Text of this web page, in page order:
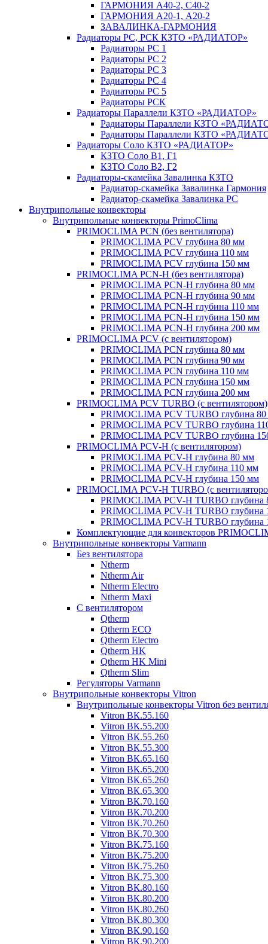
ГАРМОНИЯ А40-2, С40-2
ГАРМОНИЯ А20-1, А20-2
ЗАВАЛИНКА-ГАРМОНИЯ
Радиаторы РС, РСК КЗТО «РАДИАТОР»
Радиаторы РС 1
Радиаторы РС 2
Радиаторы РС 3
Радиаторы РС 4
Радиаторы РС 5
Радиаторы РСК
Радиаторы Параллели КЗТО «РАДИАТОР»
Радиаторы Параллели КЗТО
Радиаторы Параллели КЗТО
Радиаторы Соло КЗТО «РАДИАТОР»
КЗТО Соло В1, Г1
КЗТО Соло В2, Г2
Радиаторы-скамейка Завалинка КЗТО
Радиатор-скамейка Завалинка Гармония
Радиатор-скамейка Завалинка РС
Внутрипольные конвекторы
Внутрипольные конвекторы PrimoClima
PRIMOCLIMA PCN (без вентилятора)
PRIMOCLIMA PCV глубина 80 мм
PRIMOCLIMA PCV глубина 110 мм
PRIMOCLIMA PCV глубина 150 мм
PRIMOCLIMA PCN-H (без вентилятора)
PRIMOCLIMA PCN-H глубина 80 мм
PRIMOCLIMA PCN-H глубина 90 мм
PRIMOCLIMA PCN-H глубина 110 мм
PRIMOCLIMA PCN-H глубина 150 мм
PRIMOCLIMA PCN-H глубина 200 мм
PRIMOCLIMA PCV (c вентилятором)
PRIMOCLIMA PCN глубина 80 мм
PRIMOCLIMA PCN глубина 90 мм
PRIMOCLIMA PCN глубина 110 мм
PRIMOCLIMA PCN глубина 150 мм
PRIMOCLIMA PCN глубина 200 мм
PRIMOCLIMA PCV TURBO (c вентилятором)
PRIMOCLIMA PCV TURBO глубина
PRIMOCLIMA PCV TURBO глубина
PRIMOCLIMA PCV TURBO глубина
PRIMOCLIMA PCV-H (c вентилятором)
PRIMOCLIMA PCV-H глубина 80 мм
PRIMOCLIMA PCV-H глубина 110 мм
PRIMOCLIMA PCV-H глубина 150 мм
PRIMOCLIMA PCV-H TURBO (c
PRIMOCLIMA PCV-H TURBO глубина
PRIMOCLIMA PCV-H TURBO глубина
PRIMOCLIMA PCV-H TURBO глубина
Комплектующие для конвекторов
Внутрипольные конвекторы Varmann
Без вентилятора
Ntherm
Ntherm Air
Ntherm Electro
Ntherm Maxi
С вентилятором
Qtherm
Qtherm ECO
Qtherm Electro
Qtherm HK
Qtherm HK Mini
Qtherm Slim
Регуляторы Varmann
Внутрипольные конвекторы Vitron
Внутрипольные конвекторы Vitron без
Vitron ВК.55.160
Vitron ВК.55.200
Vitron ВК.55.260
Vitron ВК.55.300
Vitron ВК.65.160
Vitron ВК.65.200
Vitron ВК.65.260
Vitron ВК.65.300
Vitron ВК.70.160
Vitron ВК.70.200
Vitron ВК.70.260
Vitron ВК.70.300
Vitron ВК.75.160
Vitron ВК.75.200
Vitron ВК.75.260
Vitron ВК.75.300
Vitron ВК.80.160
Vitron ВК.80.200
Vitron ВК.80.260
Vitron ВК.80.300
Vitron ВК.90.160
Vitron ВК.90.200